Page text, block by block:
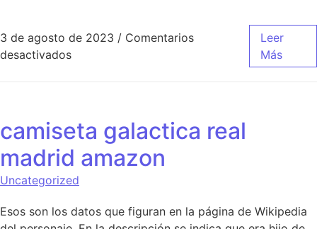
3 de agosto de 2023 / Comentarios
desactivadosen camiseta del real madrid 2018 corte ingles
Leer
Más
camiseta galactica real
madrid amazon
Uncategorized
Esos son los datos que figuran en la página de Wikipedia